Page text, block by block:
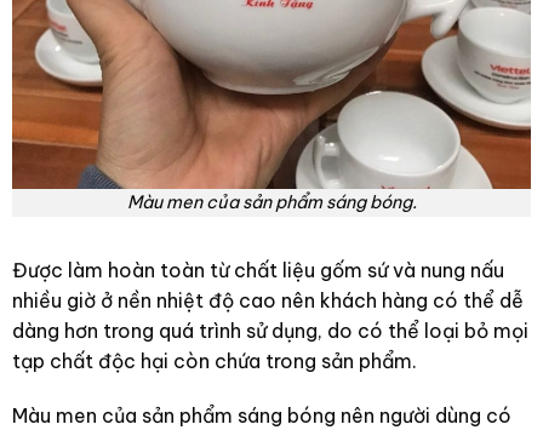
Màu men của sản phẩm sáng bóng.
Được làm hoàn toàn từ chất liệu gốm sứ và nung nấu
nhiều giờ ở nền nhiệt độ cao nên khách hàng có thể dễ
dàng hơn trong quá trình sử dụng, do có thể loại bỏ mọi
tạp chất độc hại còn chứa trong sản phẩm.
Màu men của sản phẩm sáng bóng nên người dùng có